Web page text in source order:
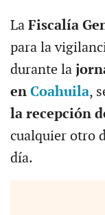
La Fiscalía
para la
durante la
en Coahuila,
la recepción
cualquier otro
día.